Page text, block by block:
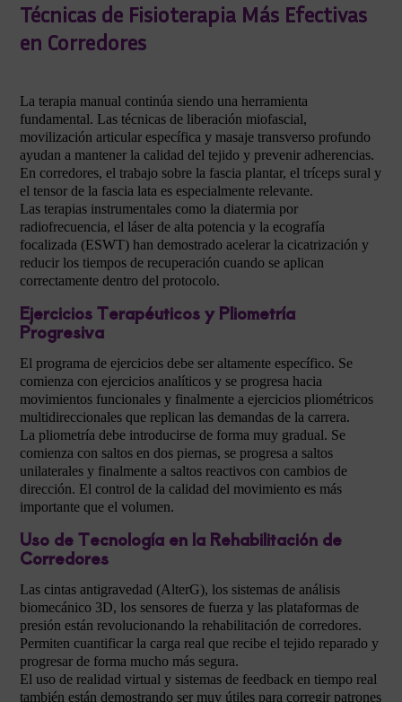
Técnicas de Fisioterapia Más Efectivas
en Corredores
La terapia manual continúa siendo una herramienta
fundamental. Las técnicas de liberación miofascial,
movilización articular específica y masaje transverso profundo
ayudan a mantener la calidad del tejido y prevenir adherencias.
En corredores, el trabajo sobre la fascia plantar, el tríceps sural y
el tensor de la fascia lata es especialmente relevante.
Las terapias instrumentales como la diatermia por
radiofrecuencia, el láser de alta potencia y la ecografía
focalizada (ESWT) han demostrado acelerar la cicatrización y
reducir los tiempos de recuperación cuando se aplican
correctamente dentro del protocolo.
Ejercicios Terapéuticos y Pliometría
Progresiva
El programa de ejercicios debe ser altamente específico. Se
comienza con ejercicios analíticos y se progresa hacia
movimientos funcionales y finalmente a ejercicios pliométricos
multidireccionales que replican las demandas de la carrera.
La pliometría debe introducirse de forma muy gradual. Se
comienza con saltos en dos piernas, se progresa a saltos
unilaterales y finalmente a saltos reactivos con cambios de
dirección. El control de la calidad del movimiento es más
importante que el volumen.
Uso de Tecnología en la Rehabilitación de
Corredores
Las cintas antigravedad (AlterG), los sistemas de análisis
biomecánico 3D, los sensores de fuerza y las plataformas de
presión están revolucionando la rehabilitación de corredores.
Permiten cuantificar la carga real que recibe el tejido reparado y
progresar de forma mucho más segura.
El uso de realidad virtual y sistemas de feedback en tiempo real
también están demostrando ser muy útiles para corregir patrones